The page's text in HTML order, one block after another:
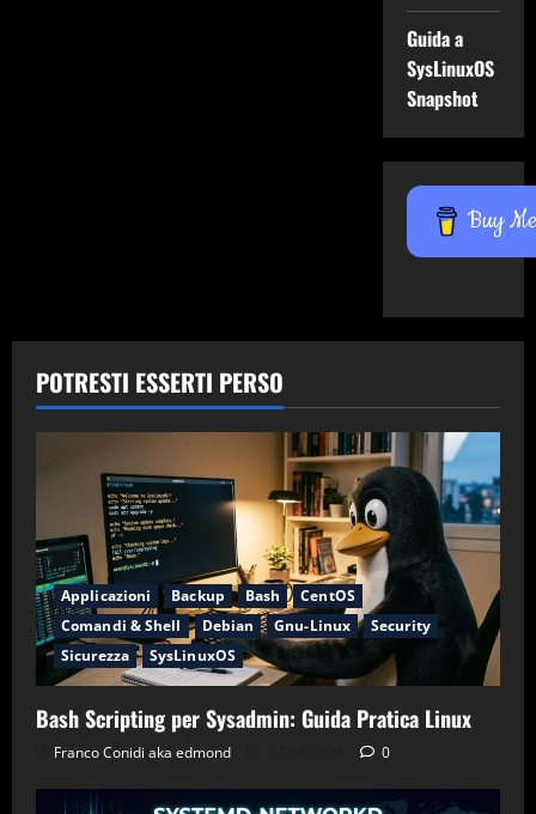
Guida a
SysLinuxOS
Snapshot
Buy
POTRESTI ESSERTI PERSO
Applicazioni Backup Bash
CentOS
Comandi & Shell
Debian Gnu-Linux
Security
Sicurezza
SysLinuxOS
Bash Scripting per Sysadmin: Guida Pratica Linux
Franco Conidi aka edmond 0